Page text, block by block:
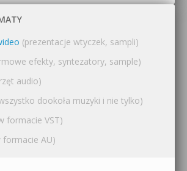
(prezentacje wtyczek, sampli)
efekty, syntezatory, sample)
audio)
dookoła muzyki i nie tylko)
formacie VST)
formacie AU)